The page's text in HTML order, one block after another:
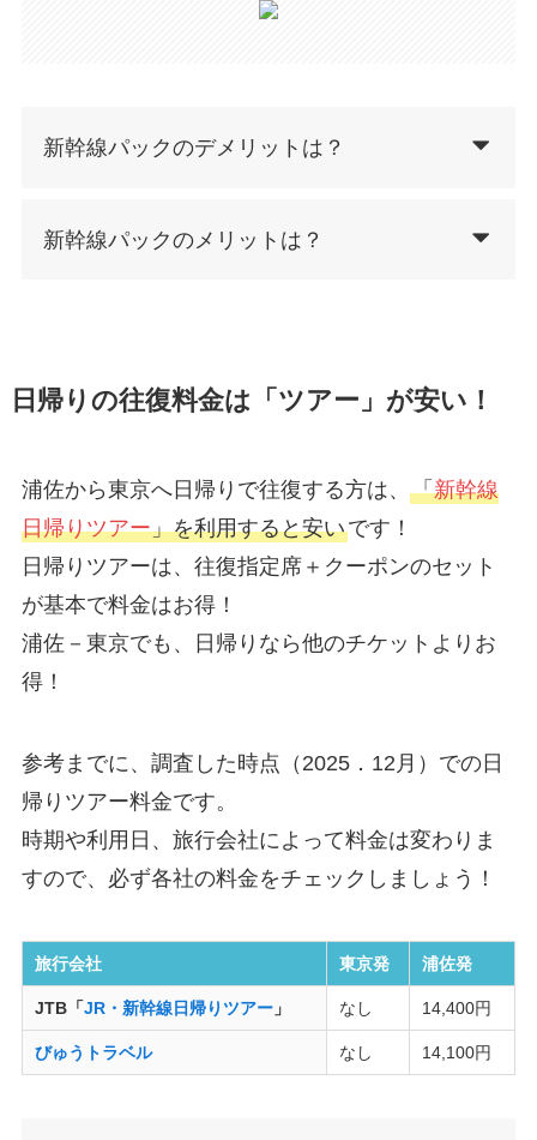
新幹線パックのデメリットは？
新幹線パックのメリットは？
日帰りの往復料金は「ツアー」が安い！
浦佐から東京へ日帰りで往復する方は、 「新幹線
日帰りツアー」を利用すると安いです！
日帰りツアーは、往復指定席＋クーポンのセット
が基本で料金はお得！
浦佐－東京でも、日帰りなら他のチケットよりお
得！
参考までに、調査した時点（2025．12月）での日
帰りツアー料金です。
時期や利用日、旅行会社によって料金は変わりま
すので、必ず各社の料金をチェックしましょう！
旅行会社 東京発 浦佐発
JTB「JR・新幹線日帰りツアー 」 なし 14,400円
びゅうトラベル なし 14,100円